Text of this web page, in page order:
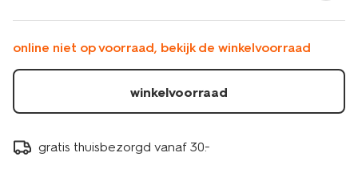
groot-
groen-
online niet op voorraad, bekijk de winkelvoorraad
winkelvoorraad
gratis thuisbezorgd vanaf 30.-